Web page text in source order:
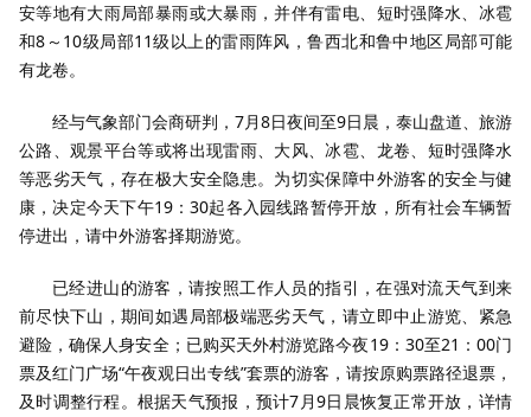
安等地有大雨局部暴雨或大暴雨，并伴有雷电、短时强降水、冰雹
和8～10级局部11级以上的雷雨阵风，鲁西北和鲁中地区局部可能
有龙卷。
经与气象部门会商研判，7月8日夜间至9日晨，泰山盘道、旅游
公路、观景平台等或将出现雷雨、大风、冰雹、龙卷、短时强降水
等恶劣天气，存在极大安全隐患。为切实保障中外游客的安全与健
康，决定今天下午19：30起各入园线路暂停开放，所有社会车辆暂
停进出，请中外游客择期游览。
已经进山的游客，请按照工作人员的指引，在强对流天气到来
前尽快下山，期间如遇局部极端恶劣天气，请立即中止游览、紧急
避险，确保人身安全；已购买天外村游览路今夜19：30至21：00门
票及红门广场“午夜观日出专线”套票的游客，请按原购票路径退票，
及时调整行程。根据天气预报，预计7月9日晨恢复正常开放，详情